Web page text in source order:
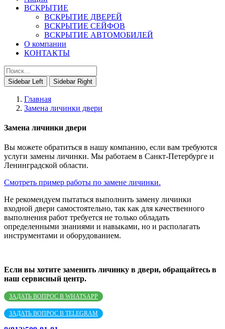
ВСКРЫТИЕ
ВСКРЫТИЕ ДВЕРЕЙ
ВСКРЫТИЕ СЕЙФОВ
ВСКРЫТИЕ АВТОМОБИЛЕЙ
О компании
КОНТАКТЫ
Sidebar Left Sidebar Right
Главная
Замена личинки двери
Замена личинки двери
Вы можете обратиться в нашу компанию, если вам требуются
услуги замены личинки. Мы работаем в Санкт-Петербурге и
Ленинградской области.
Смотреть пример работы по замене личинки.
Не рекомендуем пытаться выполнить замену личинки
входной двери самостоятельно, так как для качественного
выполнения работ требуется не только обладать
определенными знаниями и навыками, но и располагать
инструментами и оборудованием.
Если вы хотите заменить личинку в двери, обращайтесь в
наш сервисный центр.
ЗАДАТЬ ВОПРОС В WHATSAPP
ЗАДАТЬ ВОПРОС В TELEGRAM